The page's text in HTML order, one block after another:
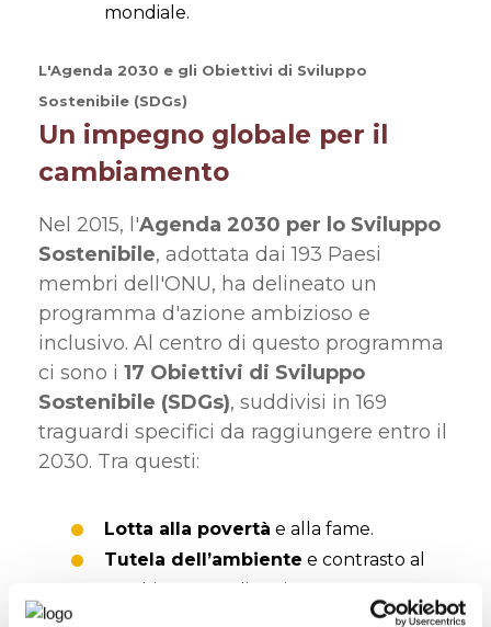
mondiale.
L'Agenda 2030 e gli Obiettivi di Sviluppo
Sostenibile (SDGs)
Un impegno globale per il
cambiamento
Nel 2015, l'Agenda 2030 per lo Sviluppo
Sostenibile, adottata dai 193 Paesi
membri dell'ONU, ha delineato un
programma d'azione ambizioso e
inclusivo. Al centro di questo programma
ci sono i 17 Obiettivi di Sviluppo
Sostenibile (SDGs), suddivisi in 169
traguardi specifici da raggiungere entro il
2030. Tra questi:
Lotta alla povertà e alla fame.
Tutela dell’ambiente e contrasto al
cambiamento climatico.
Promozione di società pacifiche e